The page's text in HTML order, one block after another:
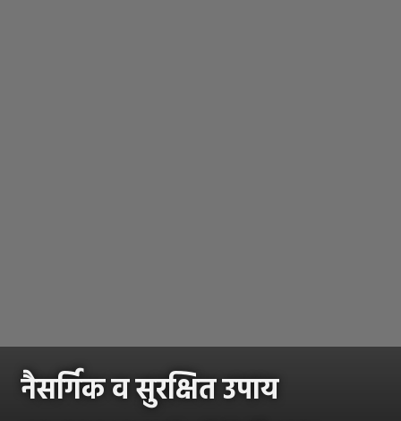
नैसर्गिक व सुरक्षित उपाय